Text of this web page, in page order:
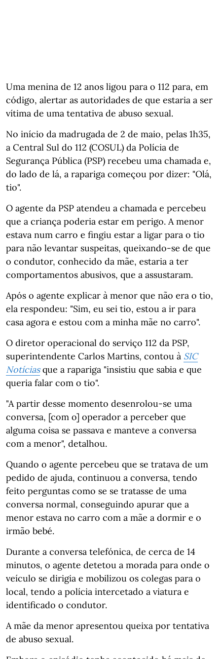
Uma menina de 12 anos ligou para o 112 para, em
código, alertar as autoridades de que estaria a ser
vítima de uma tentativa de abuso sexual.
No início da madrugada de 2 de maio, pelas 1h35,
a Central Sul do 112 (COSUL) da Polícia de
Segurança Pública (PSP) recebeu uma chamada e,
do lado de lá, a rapariga começou por dizer: "Olá,
tio".
O agente da PSP atendeu a chamada e percebeu
que a criança poderia estar em perigo. A menor
estava num carro e fingiu estar a ligar para o tio
para não levantar suspeitas, queixando-se de que
o condutor, conhecido da mãe, estaria a ter
comportamentos abusivos, que a assustaram.
Após o agente explicar à menor que não era o tio,
ela respondeu: "Sim, eu sei tio, estou a ir para
casa agora e estou com a minha mãe no carro".
O diretor operacional do serviço 112 da PSP,
superintendente Carlos Martins, contou à SIC
Notíciasque a rapariga "insistiu que sabia e que
queria falar com o tio".
"A partir desse momento desenrolou-se uma
conversa, [com o] operador a perceber que
alguma coisa se passava e manteve a conversa
com a menor", detalhou.
Quando o agente percebeu que se tratava de um
pedido de ajuda, continuou a conversa, tendo
feito perguntas como se se tratasse de uma
conversa normal, conseguindo apurar que a
menor estava no carro com a mãe a dormir e o
irmão bebé.
Durante a conversa telefónica, de cerca de 14
minutos, o agente detetou a morada para onde o
veículo se dirigia e mobilizou os colegas para o
local, tendo a polícia intercetado a viatura e
identificado o condutor.
A mãe da menor apresentou queixa por tentativa
de abuso sexual.